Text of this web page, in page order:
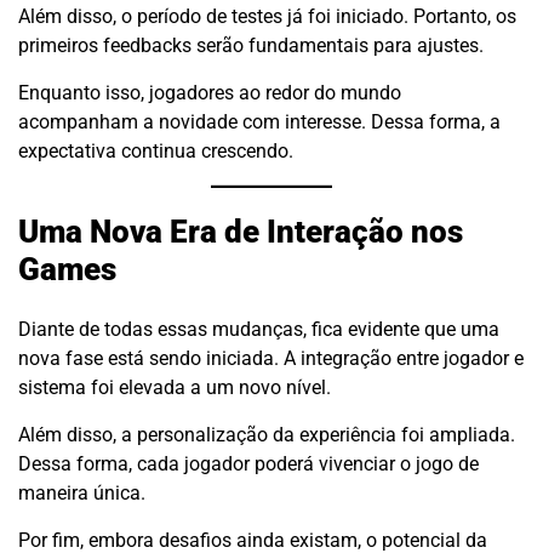
Além disso, o período de testes já foi iniciado. Portanto, os
primeiros feedbacks serão fundamentais para ajustes.
Enquanto isso, jogadores ao redor do mundo
acompanham a novidade com interesse. Dessa forma, a
expectativa continua crescendo.
Uma Nova Era de Interação nos
Games
Diante de todas essas mudanças, fica evidente que uma
nova fase está sendo iniciada. A integração entre jogador e
sistema foi elevada a um novo nível.
Além disso, a personalização da experiência foi ampliada.
Dessa forma, cada jogador poderá vivenciar o jogo de
maneira única.
Por fim, embora desafios ainda existam, o potencial da